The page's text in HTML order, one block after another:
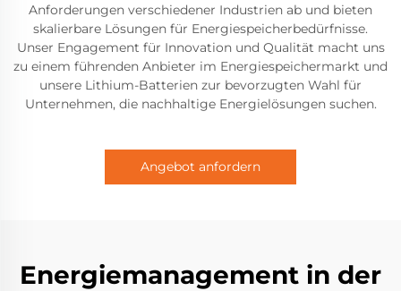
Anforderungen verschiedener Industrien ab und bieten
skalierbare Lösungen für Energiespeicherbedürfnisse.
Unser Engagement für Innovation und Qualität macht uns
zu einem führenden Anbieter im Energiespeichermarkt und
unsere Lithium-Batterien zur bevorzugten Wahl für
Unternehmen, die nachhaltige Energielösungen suchen.
Angebot anfordern
Energiemanagement in der